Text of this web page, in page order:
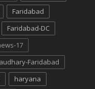
Faridabad
Faridabad-DC
17
Faridabad
haryana